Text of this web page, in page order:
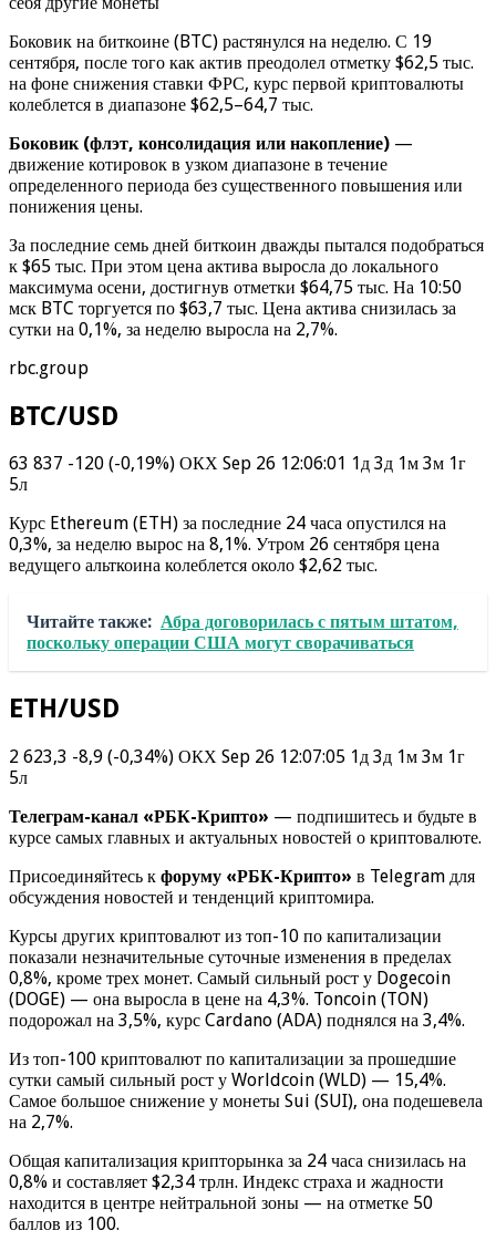
Боковик на биткоине (BTC) растянулся на неделю. С 19
сентября, после того как актив преодолел отметку $62,5 тыс.
на фоне снижения ставки ФРС, курс первой криптовалюты
колеблется в диапазоне $62,5–64,7 тыс.
Боковик (флэт, консолидация или накопление) —
движение котировок в узком диапазоне в течение
определенного периода без существенного повышения или
понижения цены.
За последние семь дней биткоин дважды пытался подобраться
к $65 тыс. При этом цена актива выросла до локального
максимума осени, достигнув отметки $64,75 тыс. На 10:50
мск BTC торгуется по $63,7 тыс. Цена актива снизилась за
сутки на 0,1%, за неделю выросла на 2,7%.
rbc.group
BTC/USD
63 837 -120 (-0,19%) ОКХ Sep 26 12:06:01 1д 3д 1м 3м 1г
5л
Курс Ethereum (ETH) за последние 24 часа опустился на
0,3%, за неделю вырос на 8,1%. Утром 26 сентября цена
ведущего альткоина колеблется около $2,62 тыс.
Читайте также: Абра договорилась с пятым штатом,
поскольку операции США могут сворачиваться
ETH/USD
2 623,3 -8,9 (-0,34%) ОКХ Sep 26 12:07:05 1д 3д 1м 3м 1г
5л
Телеграм-канал «РБК-Крипто» — подпишитесь и будьте в
курсе самых главных и актуальных новостей о криптовалюте.
Присоединяйтесь к форуму «РБК-Крипто» в Telegram для
обсуждения новостей и тенденций криптомира.
Курсы других криптовалют из топ-10 по капитализации
показали незначительные суточные изменения в пределах
0,8%, кроме трех монет. Самый сильный рост у Dogecoin
(DOGE) — она выросла в цене на 4,3%. Toncoin (TON)
подорожал на 3,5%, курс Cardano (ADA) поднялся на 3,4%.
Из топ-100 криптовалют по капитализации за прошедшие
сутки самый сильный рост у Worldcoin (WLD) — 15,4%.
Самое большое снижение у монеты Sui (SUI), она подешевела
на 2,7%.
Общая капитализация крипторынка за 24 часа снизилась на
0,8% и составляет $2,34 трлн. Индекс страха и жадности
находится в центре нейтральной зоны — на отметке 50
баллов из 100.